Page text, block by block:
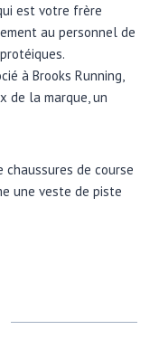
est votre frère
au personnel de
à Brooks Running,
de la marque, un
chaussures de course
une veste de piste